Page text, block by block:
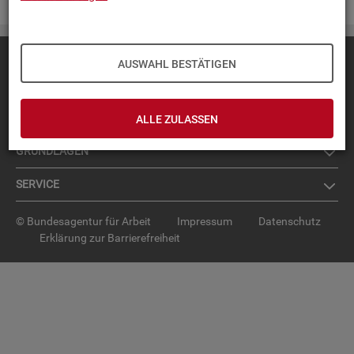
AUSWAHL BESTÄTIGEN
ALLE ZULASSEN
TOP-PRO­DUK­TE
IN­TER­AK­TI­VE STA­TIS­TI­KEN
GRUND­LA­GEN
SER­VICE
© Bundesagentur für Arbeit Impressum
Datenschutz
Erklärung zur Barrierefreiheit